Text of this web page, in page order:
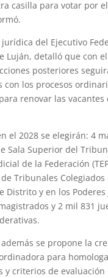
casilla para votar por
jurídica del Ejecutivo
Luján, detalló que con
posteriores
con los procesos
renovar las vacantes
el 2028 se elegirán: 4
Sala Superior del
de la Federación
Tribunales Colegiados
Distrito y en los Poderes
y 2 mil 831
se propone la
para
y criterios de evaluación